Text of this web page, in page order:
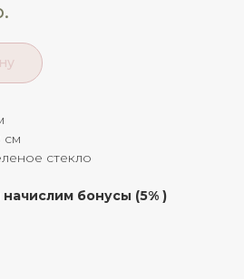
см
стекло
бонусы (5% )